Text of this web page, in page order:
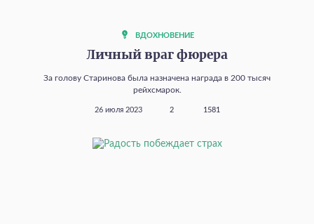
ВДОХНОВЕНИЕ
Личный враг фюрера
За голову Старинова была назначена награда в 200 тысяч
рейхсмарок.
26 июля 2023 2 1581